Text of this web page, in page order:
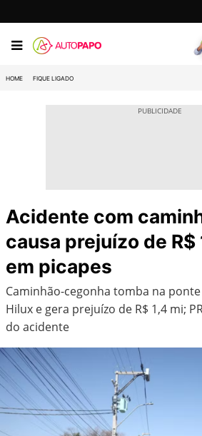
HOME FIQUE LIGADO
Acidente com
causa prejuízo de R$
em picapes
Caminhão-cegonha tomba na
Hilux e gera prejuízo de R$ 1,4 mi;
do acidente